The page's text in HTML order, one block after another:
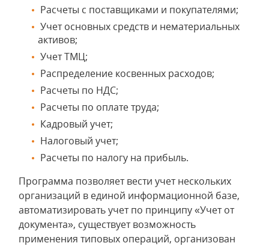
Расчеты с поставщиками и покупателями;
Учет основных средств и нематериальных
активов;
Учет ТМЦ;
Распределение косвенных расходов;
Расчеты по НДС;
Расчеты по оплате труда;
Кадровый учет;
Налоговый учет;
Расчеты по налогу на прибыль.
Программа позволяет вести учет нескольких
организаций в единой информационной базе,
автоматизировать учет по принципу «Учет от
документа», существует возможность
применения типовых операций, организован